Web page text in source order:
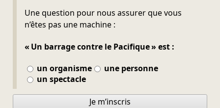
Une question pour nous assurer que vous
n’êtes pas une machine :
« Un barrage contre le Pacifique » est :
un organisme
une personne
un spectacle
Ne pas remplir
Je m’inscris